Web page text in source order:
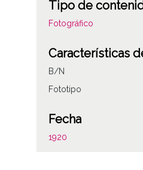
Tipo de
Fotográfico
Características
B/N
Fototipo
Fecha
1920